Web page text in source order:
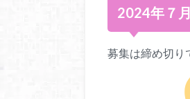
2024年７
募集は締め切り